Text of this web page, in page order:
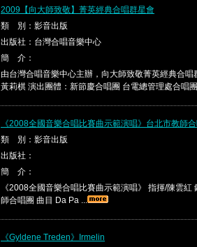
2009【向大師致敬】菁英經典合唱群星會
類 別：影音出版
出版社：台灣合唱音樂中心
簡 介：
由台灣合唱音樂中心主辦，向大師致敬菁英經典合唱
黃莉棋 演出團體：新節慶合唱團 台電總管理處合唱
《2008全國音樂合唱比賽曲示範演唱》台北市教師
類 別：影音出版
出版社：
簡 介：
《2008全國音樂合唱比賽曲示範演唱》 指揮/陳雲紅
師合唱團 曲目 Da Pa ...
《Gyldene Treden》Irmelin